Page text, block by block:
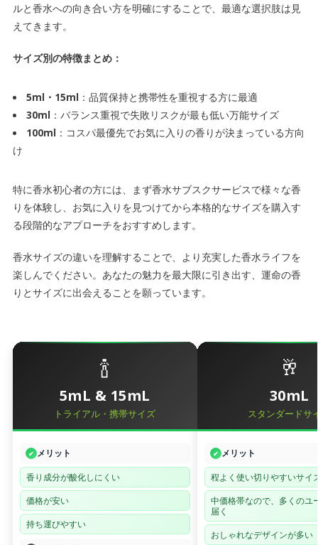
ルと香水への向き合い方を明確にすることで、最適な選択肢は見
えてきます。
サイズ別の特徴まとめ：
5ml・15ml ：品質保持と携帯性を重視する方に最適
30ml ：バランス重視で失敗リスクが最も低い万能サイズ
100ml ：コスパ最優先でお気に入りの香りが決まっている方向
け
特に香水初心者の方には、まず香水サブスクサービスで様々な香
りを体験し、お気に入りを見つけてから本格的なサイズを購入す
る段階的なアプローチをおすすめします。
香水サイズの違いを理解することで、より充実した香水ライフを
楽しんでください。あなたの魅力を最大限に引き出す、運命の香
りとサイズに出会えることを願っています。
🍾
5mL & 15mL
トライアル・携帯サイズ
✔ メリット
香り成分が酸化しにくい
価格が安い
持ち運びやすい
🥂
30mL
スタンダードサ
✔ メリット
程よく使い切りやすいサイ
中価格帯なので、多くのユ
届く
おしゃれなデザインが多い